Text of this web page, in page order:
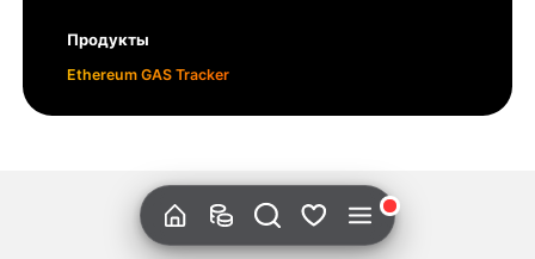
Продукты
Ethereum GAS Tracker